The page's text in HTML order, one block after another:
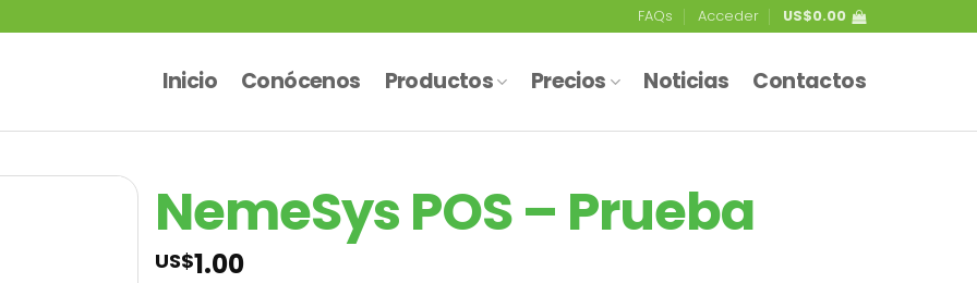
FAQs Acceder US$0.00
Inicio Conócenos Productos Precios Noticias Contactos
NemeSys POS – Prueba
US$1.00